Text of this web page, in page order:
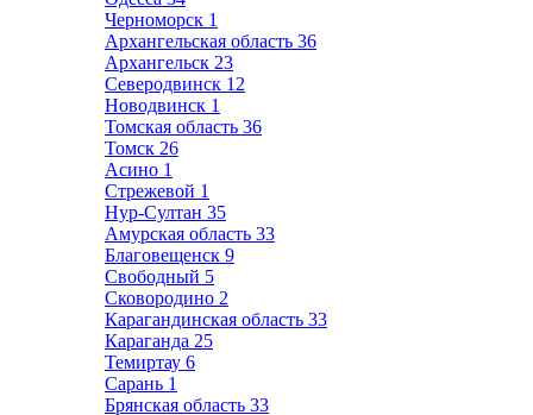
Черноморск 1
Архангельская область 36
Архангельск 23
Северодвинск 12
Новодвинск 1
Томская область 36
Томск 26
Асино 1
Стрежевой 1
Нур-Султан 35
Амурская область 33
Благовещенск 9
Свободный 5
Сковородино 2
Карагандинская область 33
Караганда 25
Темиртау 6
Сарань 1
Брянская область 33